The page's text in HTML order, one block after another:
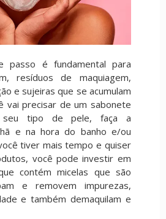
passo é fundamental para
resíduos de maquiagem,
e sujeiras que se acumulam
vai precisar de um sabonete
seu tipo de pele, faça a
e na hora do banho e/ou
tiver mais tempo e quiser
você pode investir em
contém micelas que são
e removem impurezas,
e também demaquilam e